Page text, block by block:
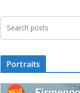
Portraits